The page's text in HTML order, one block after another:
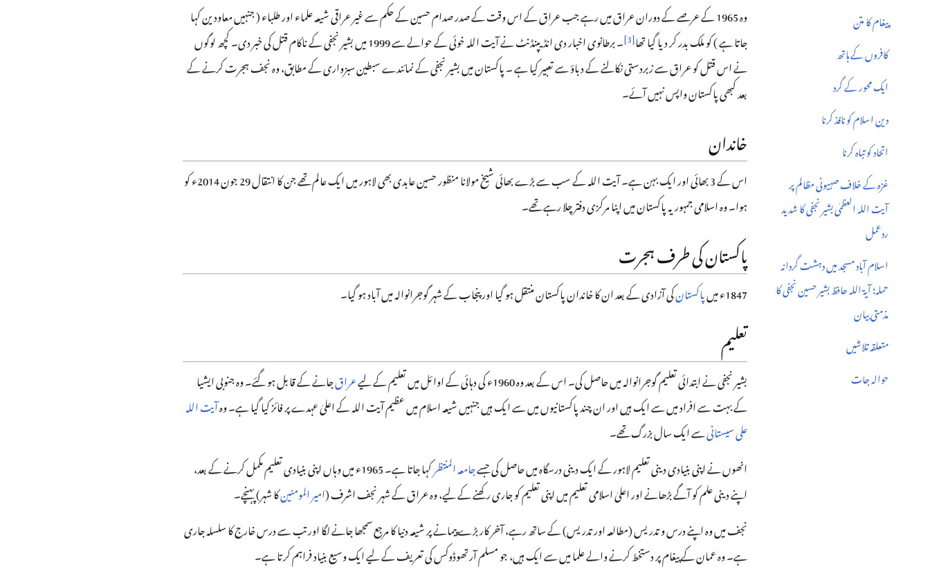
پیغام کا متن
کافروں کے ہاتھ
ایک محور کے گرد
دین اسلام کو نافذ کرنا
اتحاد کو تباہ کرنا
غزہ کے خلاف صہیونی مظالم پر
آیت اللہ العظمٰی بشیر نجفی کا شدید
ردعمل
اسلام آباد مسجد میں دہشت گردانہ
حملہ؛ آیۃ اللہ حافظ بشیر حسین نجفی کا
مذمتی بیان
متعلقہ تلاشیں
حوالہ جات
وہ 1965 کے عرصے کے دوران عراق میں رہے جب عراق کے اس وقت کے صدر صدام حسین کے حکم سے غیر عراقی شیعہ علماء اور طلباء ( جنہیں معاودین کہا
جاتا ہے ) کو ملک بدر کر دیا گیا تھا[
3
]
۔ برطانوی اخبار دی انڈیپنڈنٹ نے آیت اللہ خوئی کے حوالے سے 1999 میں بشیر نجفی کے ناکام قتل کی خبر دی۔ کچھ لوگوں
نے اس قتل کو عراق سے زبردستی نکالنے کے دباؤ سے تعبیر کیا ہے ۔ پاکستان میں بشیر نجفی کے نمائندے سبطین سبزواری کے مطابق، وہ نجف ہجرت کرنے کے
بعد کبھی پاکستان واپس نہیں آئے۔
خاندان
اس کے 3 بھائی اور ایک بہن ہے۔ آیت اللہ کے سب سے بڑے بھائی شیخ مولانا منظور حسین عابدی بھی لاہور میں ایک عالم تھے جن کا انتقال 29 جون 2014ء کو
ہوا۔ وہ اسلامی جمہوریہ پاکستان میں اپنا مرکزی دفتر چلا رہے تھے۔
پاکستان کی طرف ہجرت
1847ء میں پاکستانکی آزادی کے بعد ان کا خاندان پاکستان منتقل ہو گیا اور پنجاب کے شہر گوجرانوالہ میں آباد ہو گیا۔
تعلیم
بشیر نجفی نے ابتدائی تعلیم گوجرانوالہ میں حاصل کی۔ اس کے بعد وہ 1960ء کی دہائی کے اوائل میں تعلیم کے لیے عراقجانے کے قابل ہو گئے۔ وہ جنوبی ایشیا
کے بہت سے افراد میں سے ایک ہیں اور ان چند پاکستانیوں میں سے ایک ہیں جنہیں شیعہ اسلام میں عظیم آیت اللہ کے اعلیٰ عہدے پر فائز کیا گیا ہے۔ وہآیت اللہ
علی سیستانیسے ایک سال بزرگ تھے۔
انھوں نے اپنی بنیادی دینی تعلیم لاہور کے ایک دینی درسگاہ میں حاصل کی جسےجامعہ المنتظر
کہا جاتا ہے۔ 1965ء میں وہاں اپنی بنیادی تعلیم مکمل کرنے کے بعد،
اپنے دینی علم کو آگے بڑھانے اور اعلیٰ اسلامی تعلیم میں اپنی تعلیم کو جاری رکھنے کے لیے، وہ عراق کے شہر نجف اشرف (امیر المومنینکا شہر) پہنچے۔
نجف میں وہ اپنے درس و تدریس (مطالعہ اور تدریس) کے ساتھ رہے، آخر کار بڑے پیمانے پر شیعہ دنیا کا مرجع سمجھا جانے لگا اور تب سے درس خارج کا سلسلہ جاری
ہے۔ وہ عمان کے پیغام پر دستخط کرنے والے علما میں سے ایک ہیں، جو مسلم آرتھوڈوکس کی تعریف کے لیے ایک وسیع بنیاد فراہم کرتا ہے۔